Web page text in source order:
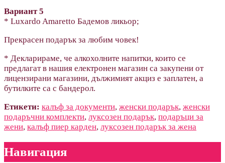
Вариант 5
* Luxardo Amaretto Бадемов ликьор;
Прекрасен подарък за любим човек!
* Декларираме, че алкохолните напитки, които се
предлагат в нашия електронен магазин са закупени от
лицензирани магазини, дължимият акциз е заплатен, а
бутилките са с бандерол.
Етикети: калъф за документи, женски подарък, женски
подаръчни комплекти, луксозен подарък, подаръци за
жени, калъф пиер карден, луксозен подарък за жена
Навигация